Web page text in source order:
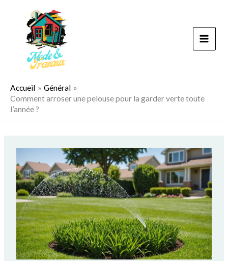
Accueil
Général
Comment arroser une pelouse pour la garder verte toute
l’année ?